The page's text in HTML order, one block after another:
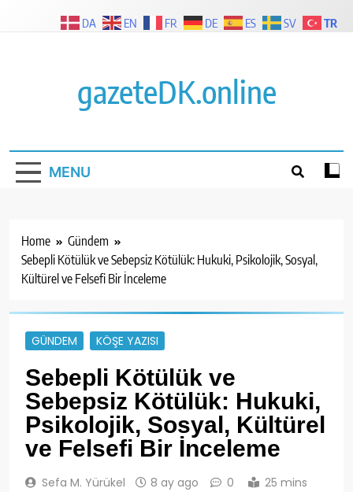
gazeteDK.online
MENU
Home
Gündem
Sebepli Kötülük ve Sebepsiz Kötülük: Hukuki, Psikolojik, Sosyal,
Kültürel ve Felsefi Bir İnceleme
GÜNDEM KÖŞE YAZISI
Sebepli Kötülük ve
Sebepsiz Kötülük: Hukuki,
Psikolojik, Sosyal, Kültürel
ve Felsefi Bir İnceleme
Sefa M. Yürükel 8 ay ago 0 25 mins
DA EN FR DE ES SV TR